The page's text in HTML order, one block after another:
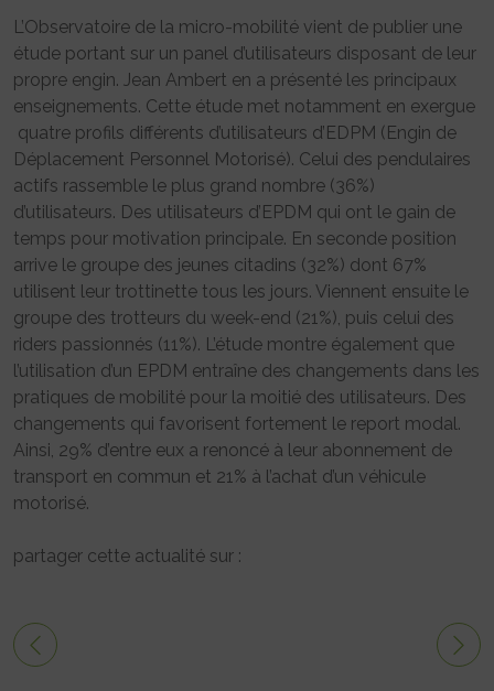
L’Observatoire de la micro-mobilité vient de publier une
étude portant sur un panel d’utilisateurs disposant de leur
propre engin. Jean Ambert en a présenté les principaux
enseignements. Cette étude met notamment en exergue
quatre profils différents d’utilisateurs d’EDPM (Engin de
Déplacement Personnel Motorisé). Celui des pendulaires
actifs rassemble le plus grand nombre (36%)
d’utilisateurs. Des utilisateurs d’EPDM qui ont le gain de
temps pour motivation principale. En seconde position
arrive le groupe des jeunes citadins (32%) dont 67%
utilisent leur trottinette tous les jours. Viennent ensuite le
groupe des trotteurs du week-end (21%), puis celui des
riders passionnés (11%). L’étude montre également que
l’utilisation d’un EPDM entraîne des changements dans les
pratiques de mobilité pour la moitié des utilisateurs. Des
changements qui favorisent fortement le report modal.
Ainsi, 29% d’entre eux a renoncé à leur abonnement de
transport en commun et 21% à l’achat d’un véhicule
motorisé.
partager cette actualité sur :